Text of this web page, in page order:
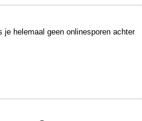
helemaal geen onlinesporen achter